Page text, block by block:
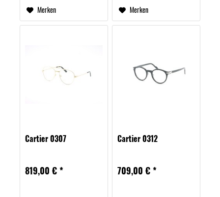
Merken Merken
Cartier 0307
819,00 € *
Cartier 0312
709,00 € *